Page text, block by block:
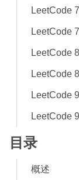
LeetCode
LeetCode
LeetCode
LeetCode
LeetCode
LeetCode
目录
概述